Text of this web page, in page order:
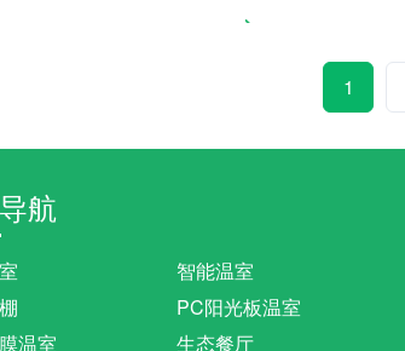
1
航
智能温室
PC阳光板温室
温室
生态餐厅